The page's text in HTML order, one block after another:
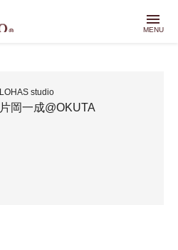
menu
MENU
LOHAS studio
片岡一成@OKUTA